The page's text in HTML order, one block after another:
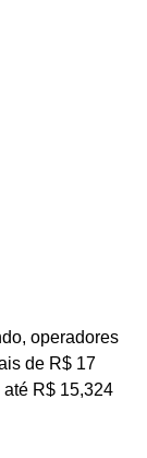
operadores
de R$ 17
R$ 15,324